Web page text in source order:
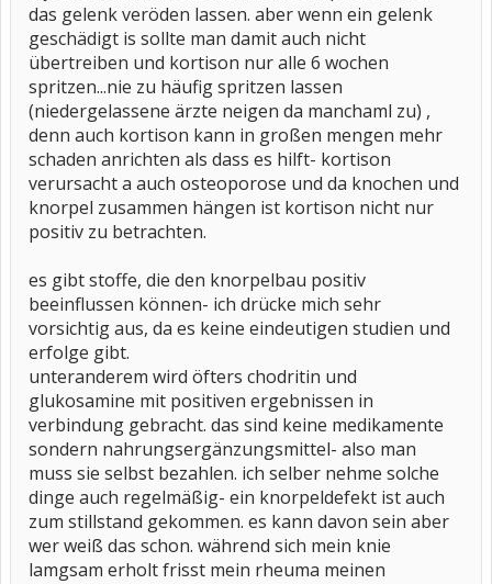
das gelenk veröden lassen. aber wenn ein gelenk
geschädigt is sollte man damit auch nicht
übertreiben und kortison nur alle 6 wochen
spritzen...nie zu häufig spritzen lassen
(niedergelassene ärzte neigen da manchaml zu) ,
denn auch kortison kann in großen mengen mehr
schaden anrichten als dass es hilft- kortison
verursacht a auch osteoporose und da knochen und
knorpel zusammen hängen ist kortison nicht nur
positiv zu betrachten.
es gibt stoffe, die den knorpelbau positiv
beeinflussen können- ich drücke mich sehr
vorsichtig aus, da es keine eindeutigen studien und
erfolge gibt.
unteranderem wird öfters chodritin und
glukosamine mit positiven ergebnissen in
verbindung gebracht. das sind keine medikamente
sondern nahrungsergänzungsmittel- also man
muss sie selbst bezahlen. ich selber nehme solche
dinge auch regelmäßig- ein knorpeldefekt ist auch
zum stillstand gekommen. es kann davon sein aber
wer weiß das schon. während sich mein knie
lamgsam erholt frisst mein rheuma meinen